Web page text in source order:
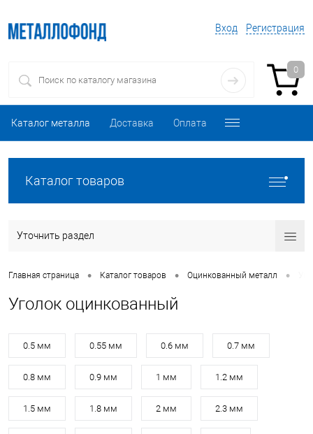
Вход Регистрация
0
Каталог металла Доставка Оплата
Каталог товаров
Уточнить раздел
Главная страница • Каталог товаров • Оцинкованный металл •
Уголок оцинкованный
0.5 мм 0.55 мм 0.6 мм 0.7 мм
0.8 мм 0.9 мм 1 мм 1.2 мм
1.5 мм 1.8 мм 2 мм 2.3 мм